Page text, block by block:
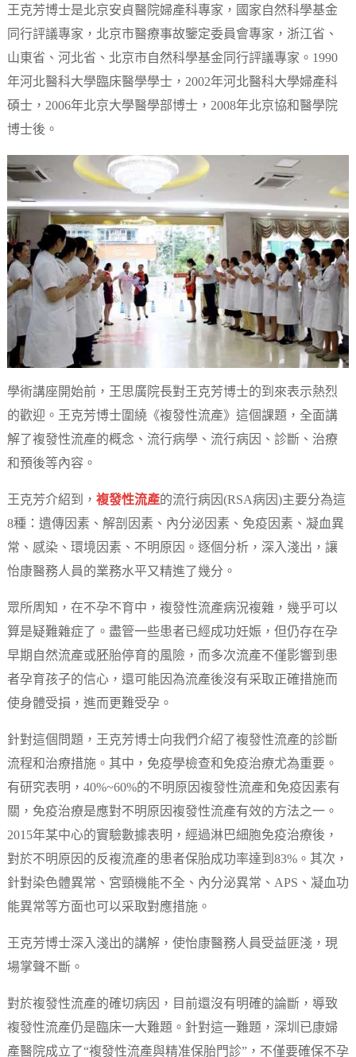
王克芳博士是北京安貞醫院婦產科專家，國家自然科學基金
同行評議專家，北京市醫療事故鑒定委員會專家，浙江省、
山東省、河北省、北京市自然科學基金同行評議專家。1990
年河北醫科大學臨床醫學學士，2002年河北醫科大學婦產科
碩士，2006年北京大學醫學部博士，2008年北京協和醫學院
博士後。
學術講座開始前，王思廣院長對王克芳博士的到來表示熱烈
的歡迎。王克芳博士圍繞《複發性流產》這個課題，全面講
解了複發性流產的概念、流行病學、流行病因、診斷、治療
和預後等內容。
王克芳介紹到， 複發性流產的流行病因(RSA病因)主要分為這
8種：遺傳因素、解剖因素、內分泌因素、免疫因素、凝血異
常、感染、環境因素、不明原因。逐個分析，深入淺出，讓
怡康醫務人員的業務水平又精進了幾分。
眾所周知，在不孕不育中，複發性流產病況複雜，幾乎可以
算是疑難雜症了。盡管一些患者已經成功妊娠，但仍存在孕
早期自然流產或胚胎停育的風險，而多次流產不僅影響到患
者孕育孩子的信心，還可能因為流產後沒有采取正確措施而
使身體受損，進而更難受孕。
針對這個問題，王克芳博士向我們介紹了複發性流產的診斷
流程和治療措施。其中，免疫學檢查和免疫治療尤為重要。
有研究表明，40%~60%的不明原因複發性流產和免疫因素有
關，免疫治療是應對不明原因複發性流產有效的方法之一。
2015年某中心的實驗數據表明，經過淋巴細胞免疫治療後，
對於不明原因的反複流產的患者保胎成功率達到83%。其次，
針對染色體異常、宮頸機能不全、內分泌異常、APS、凝血功
能異常等方面也可以采取對應措施。
王克芳博士深入淺出的講解，使怡康醫務人員受益匪淺，現
場掌聲不斷。
對於複發性流產的確切病因，目前還沒有明確的論斷，導致
複發性流產仍是臨床一大難題。針對這一難題，深圳已康婦
產醫院成立了“複發性流產與精准保胎門診”，不僅要確保不孕